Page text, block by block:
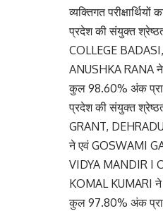
व्यक्तिगत
प्रदेश की संयुक्त
COLLEGE
ANUSHKA RANA ने
कुल 98.60% अंक
प्रदेश की संयुक्त
GRANT,
ने एवं GOSWAMI
VIDYA MANDIR I
KOMAL KUMARI ने
कुल 97.80% अंक